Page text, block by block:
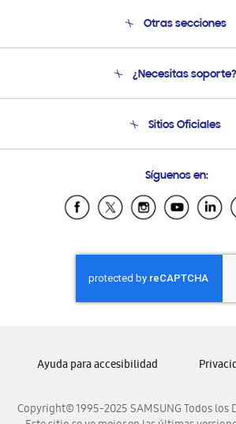
Otras secciones
Soporte
Condiciones de Compra
¿Necesitas soporte?
Soporte vía eMail
Sitios Oficiales
Samsung Ecuador
Samsung El Salvador
Samsung Honduras
Samsung Nicaragua
Samsung Panamá
Samsung Venezuela
Síguenos en:
Copyright© 1995-2025 SAMSUNG Todos los
Ayuda para accesibilidad